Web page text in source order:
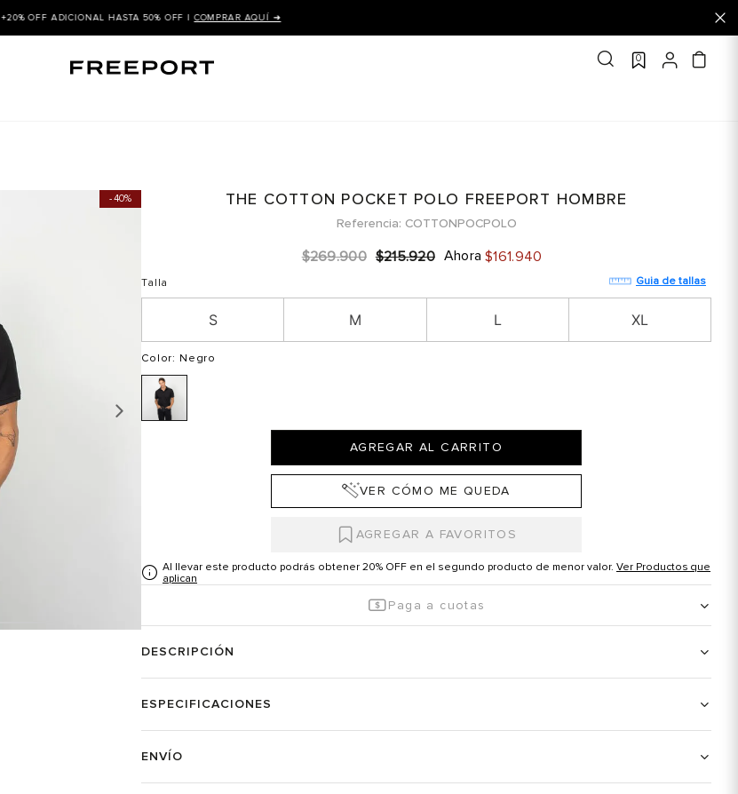
+20% OFF ADICIONAL HASTA 50% OFF |COMPRAR AQUÍ ➜
0
40% THE COTTON POCKET POLO FREEPORT HOMBRE
Referencia COTTONPOCPOLO
$269.900 $215.920 Ahora $161.940
Talla Guia de tallas
S M L XL
Color: Negro
AGREGAR AL CARRITO
VER CÓMO ME QUEDA
Al llevar este producto podrás obtener 20% OFF en el segundo producto de menor valor. Ver Productos que
aplican
Paga a cuotas
DESCRIPCIÓN
ESPECIFICACIONES
ENVÍO